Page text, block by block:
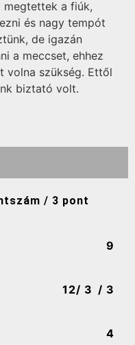
megtettek a fiúk,
és nagy tempót
de igazán
a meccset, ehhez
volna szükség. Ettől
biztató volt.
/ 3 pont
9
12/ 3 / 3
4